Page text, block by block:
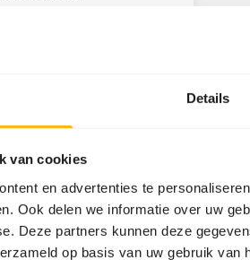
Details
van cookies
en advertenties te
Ook delen we informatie over uw
Deze partners kunnen deze
op basis van uw gebruik van
feeding moments per
more about browsers and